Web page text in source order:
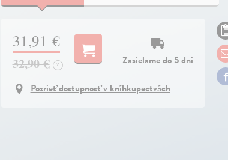
31,91 €
32,90 € ?
Zasielame do 5 dní
Pozrieť dostupnosť v kníhkupectvách